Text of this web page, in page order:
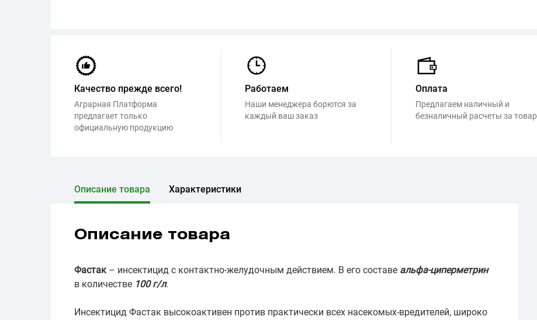
Качество прежде всего!
Аграрная Платформа
предлагает только
официальную продукцию
Работаем
Наши менеджера борются за
каждый ваш заказ
Оплата
Предлагаем наличный и
безналичный расчеты за товар
Описание товара Характеристики
Описание товара
Фастак– инсектицид с контактно-желудочным действием. В его составе альфа-циперметрин
в количестве 100 г/л.
Инсектицид Фастак высокоактивен против практически всех насекомых-вредителей, широко